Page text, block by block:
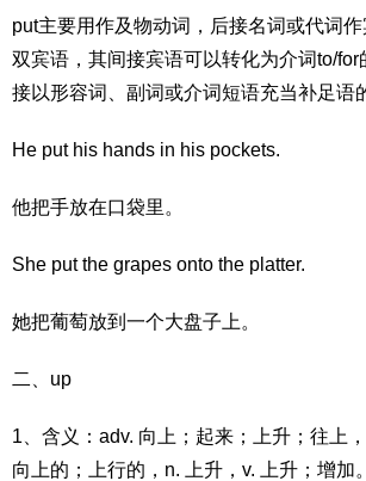
put主要用作及物动词，后接名词或代词
双宾语，其间接宾语可以转化为介词to/
接以形容词、副词或介词短语充当补足语
He put his hands in his pockets.
他把手放在口袋里。
She put the grapes onto the platter.
她把葡萄放到一个大盘子上。
二、up
1、含义：adv. 向上；起来；上升；往上
向上的；上行的，n. 上升，v. 上升；增加。